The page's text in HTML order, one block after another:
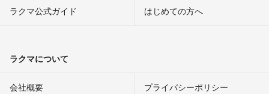
ラクマ公式ガイド はじめての方へ
ラクマについて
会社概要 プライバシーポリシー